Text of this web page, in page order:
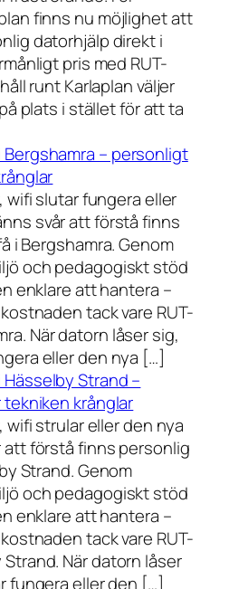
finns nu möjlighet att
datorhjälp direkt i
pris med RUT-
runt Karlaplan väljer
plats i stället för att ta
– personligt
wifi slutar fungera eller
svår att förstå finns
i Bergshamra. Genom
och pedagogiskt stöd
enklare att hantera –
tack vare RUT-
När datorn låser sig,
eller den nya […]
Strand –
krånglar
wifi strular eller den nya
att förstå finns personlig
Strand. Genom
och pedagogiskt stöd
enklare att hantera –
tack vare RUT-
När datorn låser
fungera eller den […]